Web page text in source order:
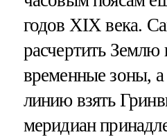
годов XIX века.
расчертить Землю
временные зоны,
линию взять
меридиан